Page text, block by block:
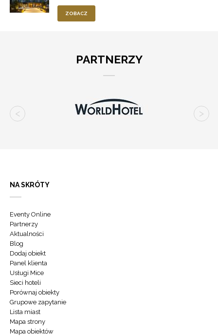
ZOBACZ
PARTNERZY
NA SKRÓTY
Eventy Online
Partnerzy
Aktualności
Blog
Dodaj obiekt
Panel klienta
Usługi Mice
Sieci hoteli
Porównaj obiekty
Grupowe zapytanie
Lista miast
Mapa strony
Mapa obiektów